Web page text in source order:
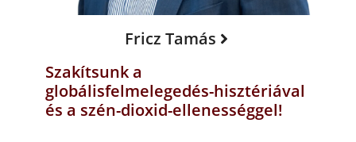
Fricz Tamás
Szakítsunk a
globálisfelmelegedés-hisztériával
és a szén-dioxid-ellenességgel!